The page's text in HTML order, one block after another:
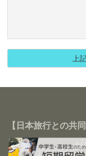
【日本旅行との共